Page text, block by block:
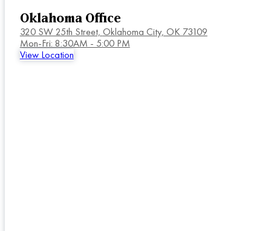
Oklahoma Office
320 SW 25th Street, Oklahoma City, OK 73109
Mon-Fri: 8:30AM - 5:00 PM
View Location